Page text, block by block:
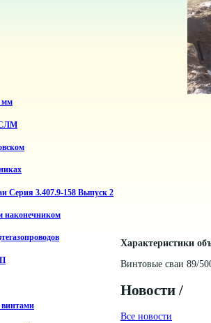
мм
Серия 3.407.9-158 Выпуск 2
наконечником
винтами
Характеристики
Винтовые сваи 89/
Новости /
Все новости